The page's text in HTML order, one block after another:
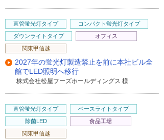
直管蛍光灯タイプ
コンパクト蛍光灯タイプ
ダウンライトタイプ
オフィス
関東甲信越
2027年の蛍光灯製造禁止を前に本社ビル全
館でLED照明へ移行
株式会社松屋フーズホールディングス 様
直管蛍光灯タイプ
ベースライトタイプ
除菌LED
食品工場
関東甲信越